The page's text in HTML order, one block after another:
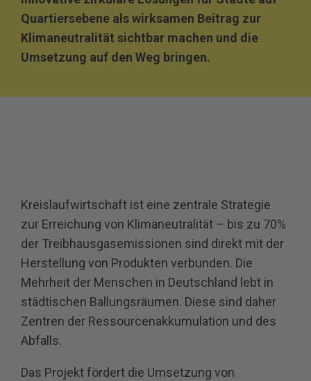
Quartiersebene als wirksamen Beitrag zur
Klimaneutralität sichtbar machen und die
Umsetzung auf den Weg bringen.
Kreislaufwirtschaft ist eine zentrale Strategie
zur Erreichung von Klimaneutralität – bis zu 70%
der Treibhausgasemissionen sind direkt mit der
Herstellung von Produkten verbunden. Die
Mehrheit der Menschen in Deutschland lebt in
städtischen Ballungsräumen. Diese sind daher
Zentren der Ressourcenakkumulation und des
Abfalls.
Das Projekt fördert die Umsetzung von